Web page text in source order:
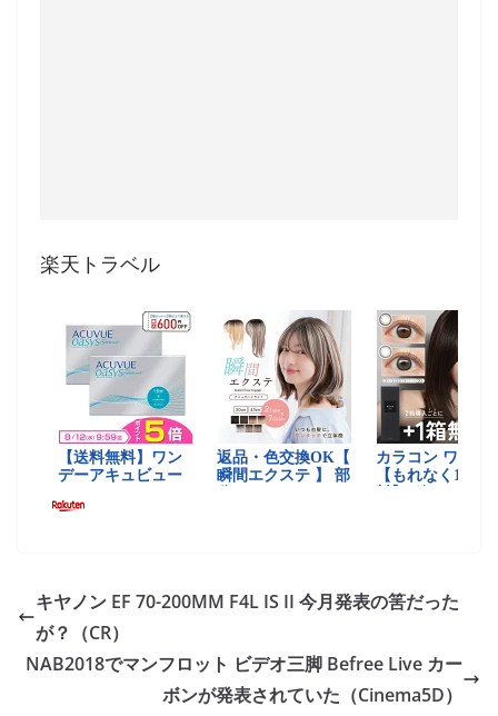
楽天トラベル
キヤノン EF 70-200MM F4L IS II 今月発表の筈だった
が？（CR）
NAB2018でマンフロット ビデオ三脚 Befree Live カー
ボンが発表されていた（Cinema5D）